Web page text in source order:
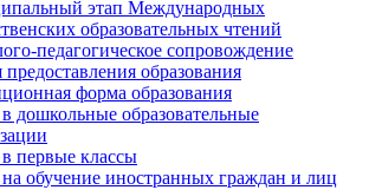
этап Международных
образовательных чтений
педагогическое сопровождение
образования
форма образования
дошкольные образовательные
первые классы
обучение иностранных граждан и лиц